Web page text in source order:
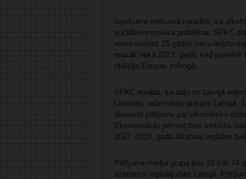
Iepirkuma nolikumā norādīts, ka
sociālekonomiska problēma. SPKC
vienu vismaz 15 gadus vecu
mazāk nekā 2023. gadā, kad
rādītāju Eiropas mērogā.
SPKC norāda, ka daļu no Latvijā
Lietuvas, iedzīvotāju pirkumi Latvijā.
dienesta pētījums par alkoholisko
Ekonomiskās pētniecības institūta
2017.-2019. gadā alkohola iegādes
Pētījuma mērķa grupa būs 18 līdz 74
dzērienus iegādājušies Latvijā.